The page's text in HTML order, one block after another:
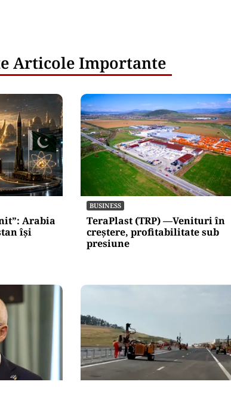
Articole Importante
Arabia
își
BUSINESS
TeraPlast (TRP) —Venituri în
creștere, profitabilitate sub
presiune